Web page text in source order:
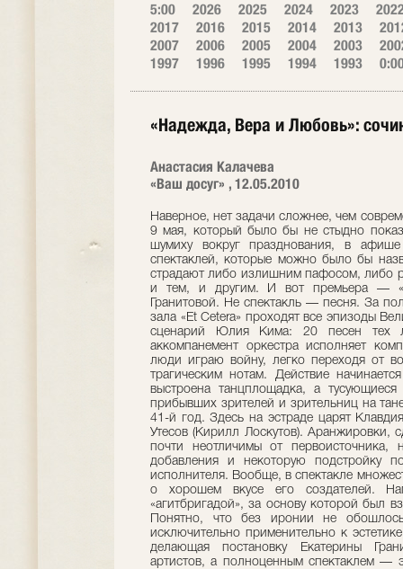
5:00 2026 2025 2024 2023
2017
2016 2015 2014 2013
2007
2006 2005 2004 2003
1997
1996 1995 1994 1993
«Надежда, Вера и Любовь»:
Анастасия Калачева
«Ваш досуг» , 12.05.2010
Наверное, нет задачи сложнее, чем
9 мая, который было бы не стыдно
шумиху вокруг празднования, в афише
спектаклей, которые можно было бы
страдают либо излишним пафосом, либо
и тем, и другим. И вот премьера —
Гранитовой. Не спектакль — песня. За
зала «Et Cetera» проходят все эпизоды
сценарий Юлия Кима: 20 песен тех
аккомпанемент оркестра исполняет
люди играю войну, легко переходя от
трагическим нотам. Действие
выстроена танцплощадка, а
прибывших зрителей и зрительниц на
41-й год. Здесь на эстраде царят
Утесов (Кирилл Лоскутов). Аранжировки,
почти неотличимы от
добавления и некоторую подстройку
исполнителя. Вообще, в спектакле
о хорошем вкусе его создателей.
«агитбригадой», за основу которой был
Понятно, что без иронии не
исключительно применительно к
делающая постановку Екатерины
артистов, а полноценным спектаклем —